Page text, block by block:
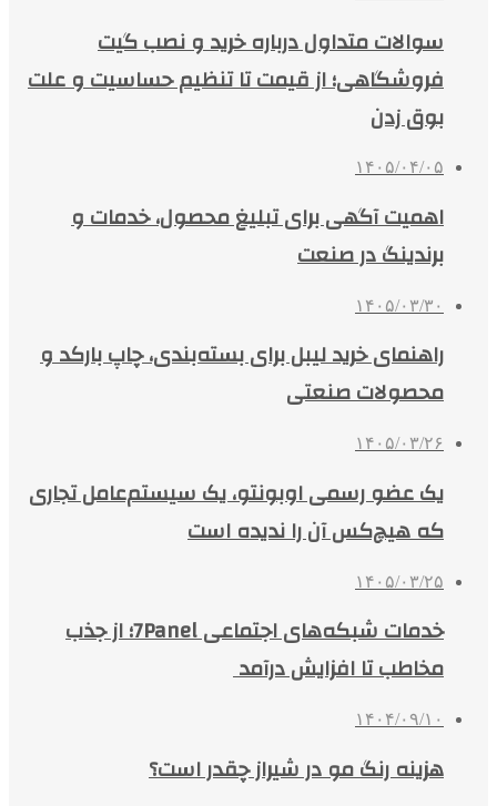
سوالات متداول درباره خرید و نصب گیت
فروشگاهی؛ از قیمت تا تنظیم حساسیت و علت
بوق زدن
۱۴۰۵/۰۴/۰۵
اهمیت آگهی برای تبلیغ محصول، خدمات و
برندینگ در صنعت
۱۴۰۵/۰۳/۳۰
راهنمای خرید لیبل برای بسته‌بندی، چاپ بارکد و
محصولات صنعتی
۱۴۰۵/۰۳/۲۶
یک عضو رسمی اوبونتو، یک سیستم‌عامل تجاری
که هیچ‌کس آن را ندیده است
۱۴۰۵/۰۳/۲۵
خدمات شبکه‌های اجتماعی 7Panel؛ از جذب
مخاطب تا افزایش درآمد
۱۴۰۴/۰۹/۱۰
هزینه رنگ مو در شیراز چقدر است؟